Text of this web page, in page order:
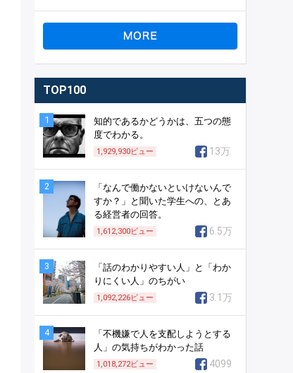
TOP100
1
知的であるかどうかは、五つの態
度でわかる。
1,929,930ビュー 13万
2
「なんで働かないといけないんで
すか？」と聞いた学生への、とあ
る経営者の回答。
1,612,300ビュー 6.5万
3
「話のわかりやすい人」と「わか
りにくい人」のちがい
1,092,226ビュー 3.1万
4
「不機嫌で人を支配しようとする
人」の気持ちがわかった話
1,018,272ビュー 4099